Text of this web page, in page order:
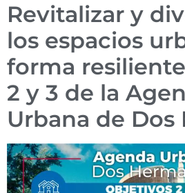
Revitalizar y
los espacios
forma
2 y 3 de la
Urbana de Dos